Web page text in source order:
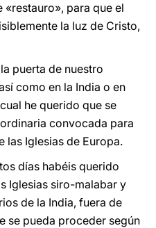
para que el
la luz de Cristo,
puerta de nuestro
como en la India o en
he querido que se
convocada para
las Iglesias de Europa.
días habéis querido
Iglesias siro-malabar y
de la India, fuera de
se pueda proceder según